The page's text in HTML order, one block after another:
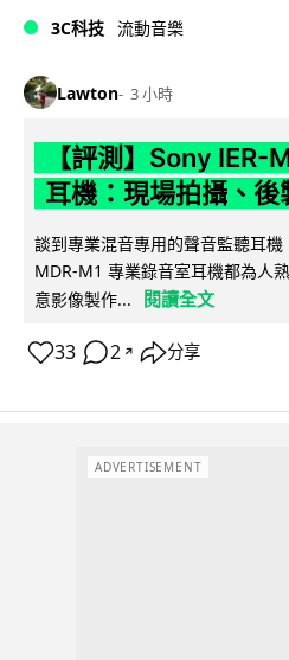
3C科技 流動音樂
Lawton 3 小時
【評測】Sony
耳機：現場拍攝、
談到專業混音專用的聲音監聽耳
MDR-M1 專業錄音室耳機都為人
意影像製作...
閱讀全文
33 2 ↗ 分享
ADVERTISEMENT